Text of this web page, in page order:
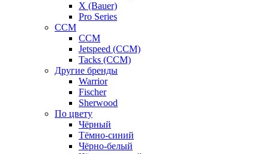
X (Bauer)
Pro Series
CCM
CCM
Jetspeed (CCM)
Tacks (CCM)
Другие бренды
Warrior
Fischer
Sherwood
По цвету
Чёрный
Тёмно-синий
Чёрно-белый